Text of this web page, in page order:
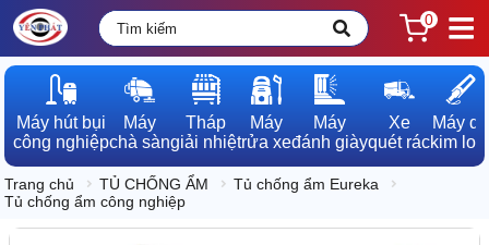
0
Máy hút bụi
công nghiệp
Máy
chà sàn
Tháp
giải nhiệt
Máy
rửa xe
Máy
đánh giày
Xe
quét rác
Máy dò
kim loại
Trang chủ TỦ CHỐNG ẨM
Tủ chống ẩm Eureka
Tủ chống ẩm công nghiệp